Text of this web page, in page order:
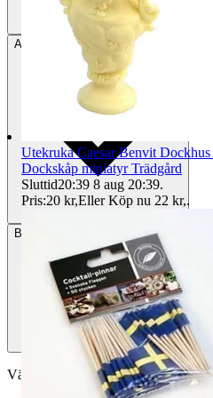
Avhämtning Helsingborg, Sverige
Betalning
Välj till köparskydd
Utekruka Caesar Benvit
Dockskåp miniatyr Trädgård
Sluttid20:39 8 aug 20:39.
Pris:20 kr,Eller Köp nu 22 kr,.